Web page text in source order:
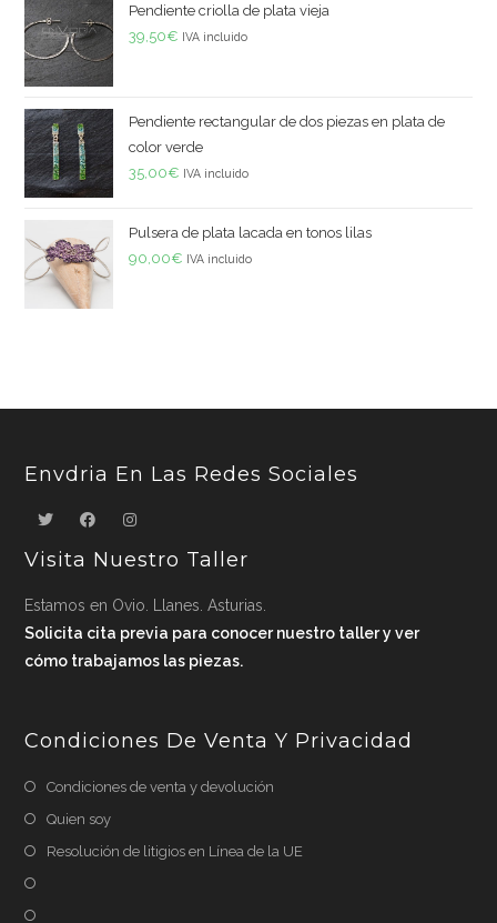
Pendiente criolla de plata vieja
39,50€ IVA incluido
Pendiente rectangular de dos piezas en plata de
color verde
35,00€ IVA incluido
Pulsera de plata lacada en tonos lilas
90,00€ IVA incluido
Envdria En Las Redes Sociales
Visita Nuestro Taller
Estamos en Ovio. Llanes. Asturias.
Solicita cita previa para conocer nuestro taller y ver
cómo trabajamos las piezas.
Condiciones De Venta Y Privacidad
Condiciones de venta y devolución
Quien soy
Resolución de litigios en Línea de la UE